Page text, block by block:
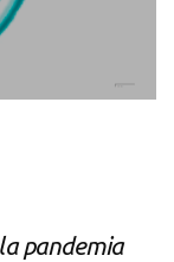
pandemia